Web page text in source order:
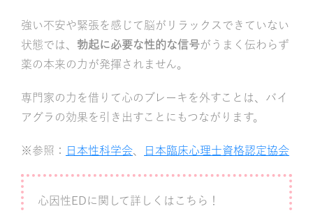
強い不安や緊張を感じて脳がリラックスできていない
状態では、 勃起に必要な性的な信号がうまく伝わらず
薬の本来の力が発揮されません。
専門家の力を借りて心のブレーキを外すことは、バイ
アグラの効果を引き出すことにもつながります。
※参照： 日本性科学会 日本臨床心理士資格認定協会
心因性EDに関して詳しくはこちら！